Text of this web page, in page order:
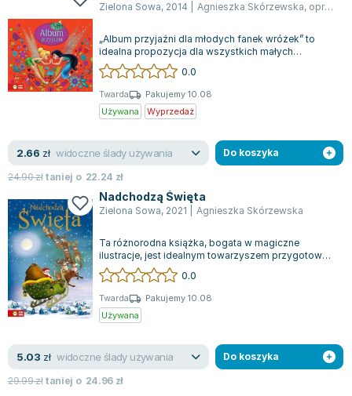
Zielona Sowa, 2014 Agnieszka Skórzewska, opracowanie zbiorowe
„Album przyjaźni dla młodych fanek wróżek” to
idealna propozycja dla wszystkich małych
miłośniczek magicznego świata Disney. Książ...
0.0
Twarda
Pakujemy 10.08
Używana
Wyprzedaż
2.66 zł widoczne ślady używania
24.90złtaniej o 22.24 zł
Do koszyka
Nadchodzą Święta
Zielona Sowa, 2021 Agnieszka Skórzewska
Ta różnorodna książka, bogata w magiczne
ilustracje, jest idealnym towarzyszem przygotowań
do Świąt Bożego Narodzenia. Czytelnicy...
0.0
Twarda
Pakujemy 10.08
Używana
5.03 zł widoczne ślady używania
29.99złtaniej o 24.96 zł
Do koszyka